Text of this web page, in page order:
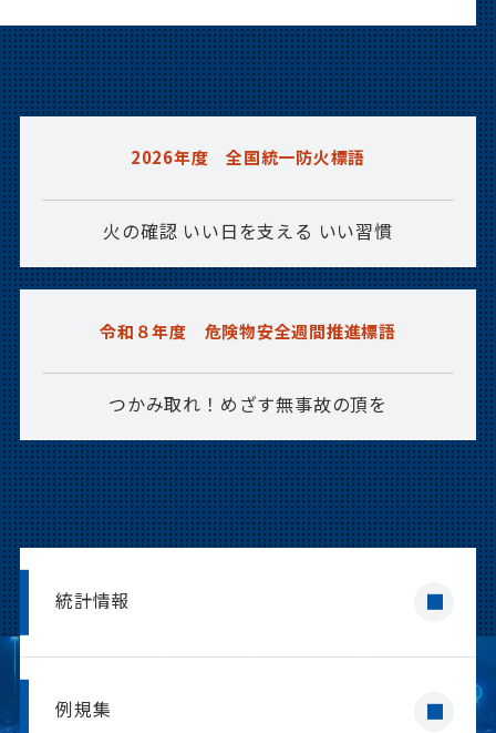
隊長養成アカデミー！」を開催します！
2026年07月06日 講習会
は終了しました
2026年06月29日 お知らせ
【7月17日（金）16時～】松本広域消防局
2026年06月26日 お知らせ
消防マンガ等を展示します！
2026年06月26日 お知らせ
第４４回長野県消防救助技術大会へ参加
しました！
2026年06月24日
2026年度 全国統一防火標語
火の確認 いい日を支える いい習慣
令和８年度 危険物安全週間推進標語
つかみ取れ！めざす無事故の頂を
統計情報
例規集